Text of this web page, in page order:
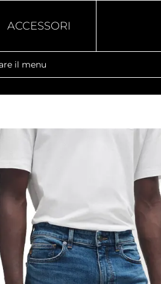
ACCESSORI
il menu